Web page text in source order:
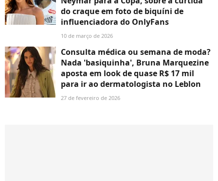
do craque em foto de biquíni de
influenciadora do OnlyFans
10 de março de 2026
Consulta médica ou semana de moda?
Nada 'basiquinha', Bruna Marquezine
aposta em look de quase R$ 17 mil
para ir ao dermatologista no Leblon
27 de fevereiro de 2026